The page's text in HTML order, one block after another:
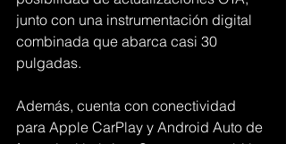
junto con una instrumentación digital
combinada que abarca casi 30
pulgadas.
Además, cuenta con conectividad
para Apple CarPlay y Android Auto de